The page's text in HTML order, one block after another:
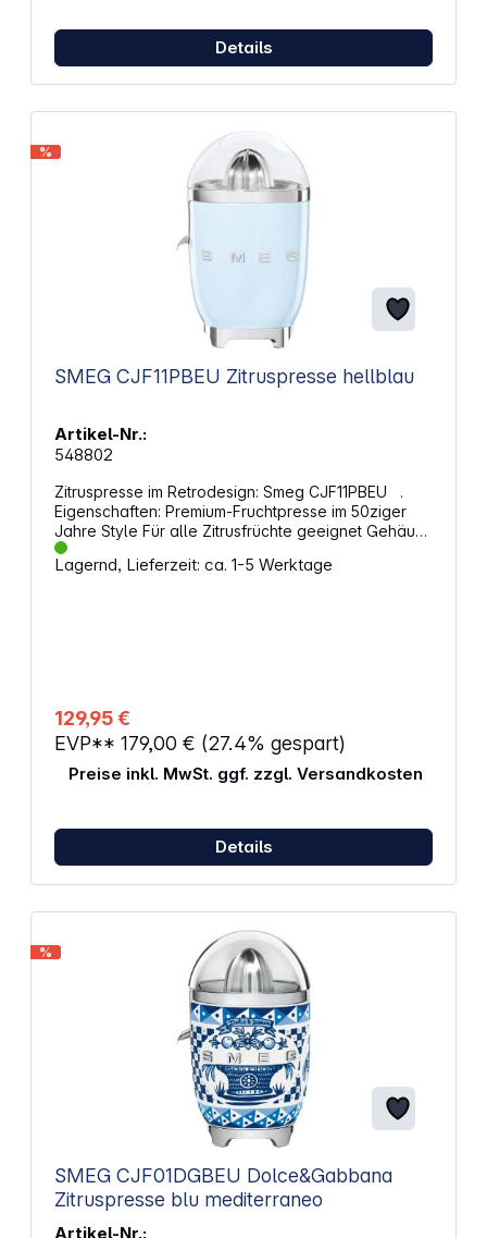
Details
%
SMEG CJF11PBEU Zitruspresse hellblau
Artikel-Nr.:
548802
Zitruspresse im Retrodesign: Smeg CJF11PBEU .
Eigenschaften: Premium-Fruchtpresse im 50ziger
Jahre Style Für alle Zitrusfrüchte geeignet Gehäuse
aus robustem Aluminium-Druckguss
Schutzabdeckung auch als Universalschüssel
Lagernd, Lieferzeit: ca. 1-5 Werktage
129,95 €
EVP** 179,00 € (27.4% gespart)
Preise inkl. MwSt. ggf. zzgl. Versandkosten
Details
%
SMEG CJF01DGBEU Dolce&Gabbana
Zitruspresse blu mediterraneo
Artikel-Nr.: